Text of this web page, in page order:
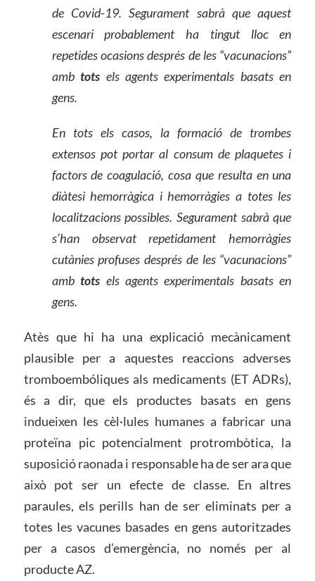
de Covid-19. Segurament sabrà que aquest
escenari probablement ha tingut lloc en
repetides ocasions després de les “vacunacions”
ambtots els agents experimentals basats en
gens.
En tots els casos, la formació de trombes
extensos pot portar al consum de plaquetes i
factors de coagulació,cosa que resulta en una
diàtesi hemorràgica i hemorràgiesa totes les
localitzacions possibles. Segurament sabrà que
s’han observat repetidament hemorràgies
cutànies profuses després de les “vacunacions”
ambtots els agents experimentals basats en
gens.
Atès que hi ha una explicació mecànicament
plausible per a aquestes reaccions adverses
tromboembóliques als medicaments (ET ADRs),
és a dir, que els productes basats en gens
indueixen les cèl·lules humanes a fabricar una
proteïna pic potencialment protrombòtica, la
suposició raonada i responsable ha de ser ara que
això pot ser un efecte de classe. En altres
paraules, els perills han de ser eliminats per a
totes les vacunes basades en gens autoritzades
per a casos d’emergència, no només per al
producte AZ.